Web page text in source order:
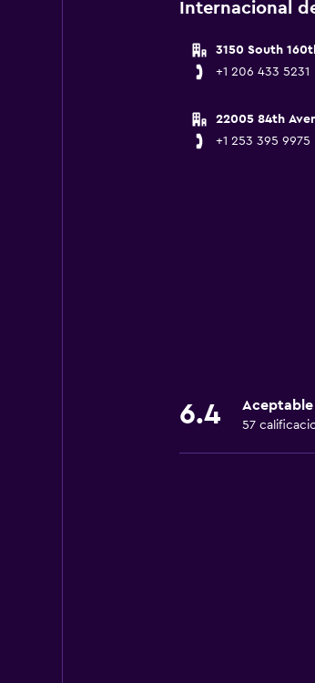
Internacional
3150 South
+1 206 433 5231
22005 84th
+1 253 395 9975
6.4 Aceptable
57